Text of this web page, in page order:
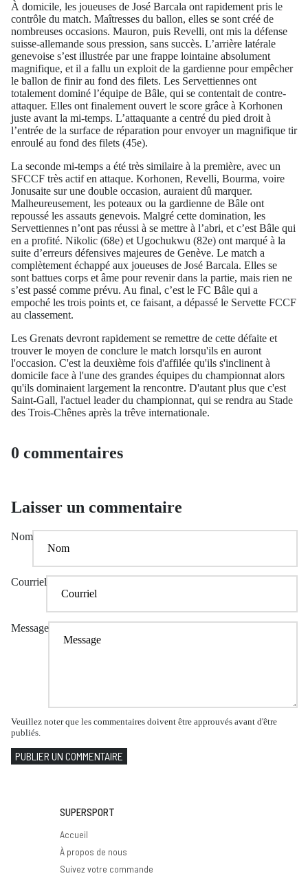
À domicile, les joueuses de José Barcala ont rapidement pris le
contrôle du match. Maîtresses du ballon, elles se sont créé de
nombreuses occasions. Mauron, puis Revelli, ont mis la défense
suisse-allemande sous pression, sans succès. L’arrière latérale
genevoise s’est illustrée par une frappe lointaine absolument
magnifique, et il a fallu un exploit de la gardienne pour empêcher
le ballon de finir au fond des filets. Les Servettiennes ont
totalement dominé l’équipe de Bâle, qui se contentait de contre-
attaquer. Elles ont finalement ouvert le score grâce à Korhonen
juste avant la mi-temps. L’attaquante a centré du pied droit à
l’entrée de la surface de réparation pour envoyer un magnifique tir
enroulé au fond des filets (45e).
La seconde mi-temps a été très similaire à la première, avec un
SFCCF très actif en attaque. Korhonen, Revelli, Bourma, voire
Jonusaite sur une double occasion, auraient dû marquer.
Malheureusement, les poteaux ou la gardienne de Bâle ont
repoussé les assauts genevois. Malgré cette domination, les
Servettiennes n’ont pas réussi à se mettre à l’abri, et c’est Bâle qui
en a profité. Nikolic (68e) et Ugochukwu (82e) ont marqué à la
suite d’erreurs défensives majeures de Genève. Le match a
complètement échappé aux joueuses de José Barcala. Elles se
sont battues corps et âme pour revenir dans la partie, mais rien ne
s’est passé comme prévu. Au final, c’est le FC Bâle qui a
empoché les trois points et, ce faisant, a dépassé le Servette FCCF
au classement.
Les Grenats devront rapidement se remettre de cette défaite et
trouver le moyen de conclure le match lorsqu'ils en auront
l'occasion. C'est la deuxième fois d'affilée qu'ils s'inclinent à
domicile face à l'une des grandes équipes du championnat alors
qu'ils dominaient largement la rencontre. D'autant plus que c'est
Saint-Gall, l'actuel leader du championnat, qui se rendra au Stade
des Trois-Chênes après la trêve internationale.
0 commentaires
Laisser un commentaire
Nom
Courriel
Message
Veuillez noter que les commentaires doivent être approuvés avant d'être
publiés.
PUBLIER UN COMMENTAIRE
SUPERSPORT
Accueil
À propos de nous
Suivez votre commande